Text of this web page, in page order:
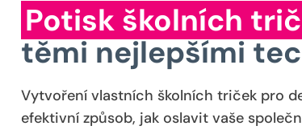
Potisk školních
těmi nejlepšími
Vytvoření vlastních školních triček pro
efektivní způsob, jak oslavit vaše